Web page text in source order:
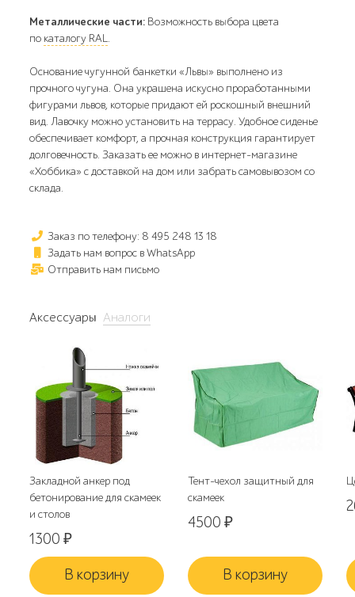
Металлические части: Возможность выбора цвета
по каталогу RAL.
Основание чугунной банкетки «Львы» выполнено из
прочного чугуна. Она украшена искусно проработанными
фигурами львов, которые придают ей роскошный внешний
вид. Лавочку можно установить на террасу. Удобное сиденье
обеспечивает комфорт, а прочная конструкция гарантирует
долговечность. Заказать ее можно в интернет-магазине
«Хоббика» с доставкой на дом или забрать самовывозом со
склада.
Заказ по телефону: 8 495 248 13 18
Задать нам вопрос в WhatsApp
Отправить нам письмо
Аксессуары Аналоги
Закладной анкер под
бетонирование для скамеек
и столов
1300₽
В корзину
Тент-чехол защитный для
скамеек
4500₽
В корзину